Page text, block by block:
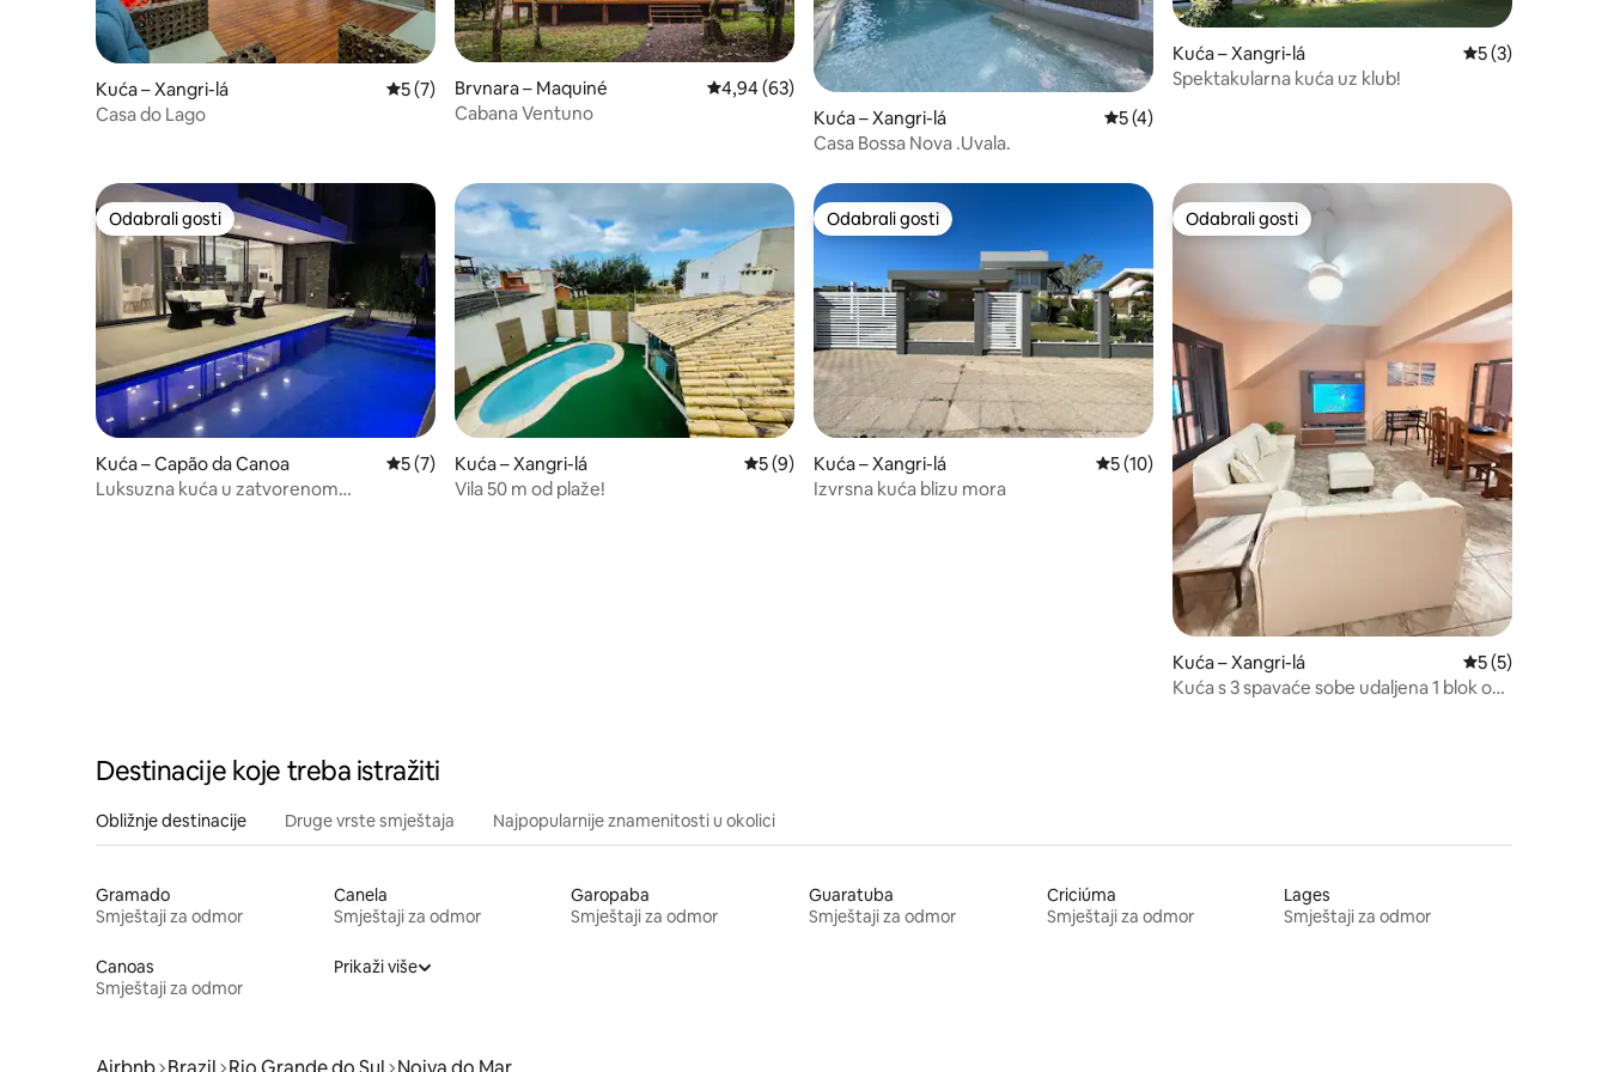
Kuća – Xangri-lá Prosječna ocjena: 5/5, recenzija: 7
5 (7)
Casa do Lago
Brvnara – Maquiné Prosječna ocjena: 4,94/5, recenzija: 63
4,94 (63)
Cabana Ventuno
Kuća – Xangri-lá Prosječna ocjena: 5/5, recenzija: 4
5 (4)
Casa Bossa Nova .Uvala.
Kuća – Xangri-lá Prosječna
5 (3)
Spektakularna kuća uz klub!
Odabrali gosti
Odabrali gosti
Kuća – Capão da Canoa Prosječna ocjena: 5/5, recenzija: 7
5 (7)
Luksuzna kuća u zatvorenom
Kuća – Xangri-lá Prosječna ocjena: 5/5, recenzija: 9
5 (9)
Vila 50 m od plaže!
Odabrali gosti
Odabrali gosti
Kuća – Xangri-lá Prosječna ocjena: 5/5, recenzija: 10
5 (10)
Izvrsna kuća blizu mora
Odabrali gosti
Odabrali gosti
Kuća – Xangri-lá Prosječna
5 (5)
Kuća s 3 spavaće sobe udaljena 1 blok od
Destinacije koje treba istražiti
Obližnje destinacije Druge vrste smještaja Najpopularnije znamenitosti u okolici
Gramado
Smještaji za odmor
Canela
Smještaji za odmor
Garopaba
Smještaji za odmor
Guaratuba
Smještaji za odmor
Criciúma
Smještaji za odmor
Lages
Smještaji za odmor
Canoas
Smještaji za odmor
Prikaži više